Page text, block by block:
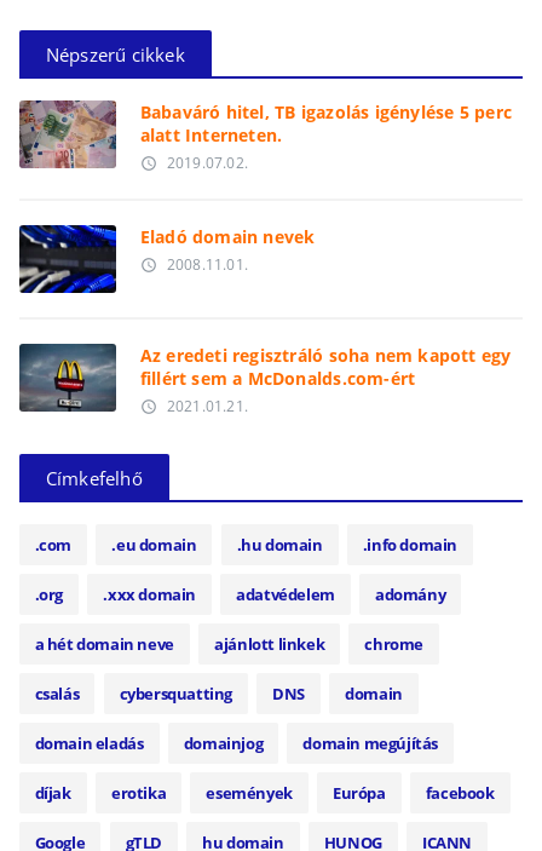
Népszerű cikkek
Babaváró hitel, TB igazolás igénylése 5 perc
alatt Interneten.
access_time 2019.07.02.
Eladó domain nevek
access_time 2008.11.01.
Az eredeti regisztráló soha nem kapott egy
fillért sem a McDonalds.com-ért
access_time 2021.01.21.
Címkefelhő
.com .eu domain .hu domain .info domain
.org .xxx domain adatvédelem adomány
a hét domain neve ajánlott linkek chrome
csalás cybersquatting DNS domain
domain eladás domainjog domain megújítás
díjak erotika események Európa facebook
Google gTLD hu domain HUNOG ICANN